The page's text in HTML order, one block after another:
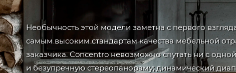
Необычность этой модели заметна с первого
самым высоким стандартам качества мебельной
заказчика. Concentro невозможно спутать ни с
и безупречную стереопанораму; динамический